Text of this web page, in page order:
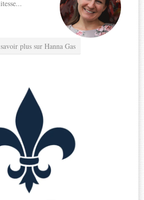
plus sur Hanna Gas